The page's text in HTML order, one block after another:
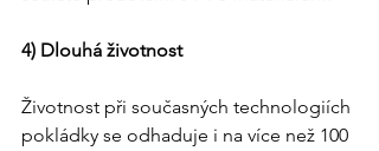
4) Dlouhá životnost
Životnost při současných technologiích
pokládky se odhaduje i na více než 100